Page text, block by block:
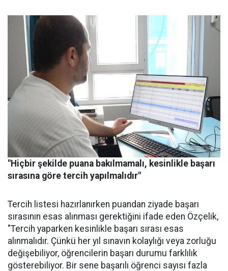
"Hiçbir şekilde puana bakılmamalı, kesinlikle başarı
sırasına göre tercih yapılmalıdır"
Tercih listesi hazırlanırken puandan ziyade başarı
sırasının esas alınması gerektiğini ifade eden Özçelik,
"Tercih yaparken kesinlikle başarı sırası esas
alınmalıdır. Çünkü her yıl sınavın kolaylığı veya zorluğu
değişebiliyor, öğrencilerin başarı durumu farklılık
gösterebiliyor. Bir sene başarılı öğrenci sayısı fazla